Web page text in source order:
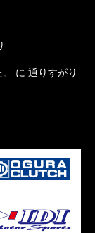
に 通りすがり